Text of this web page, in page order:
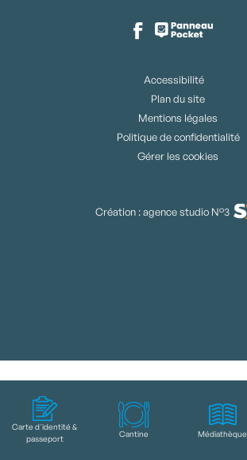
Carte d'identité &
passeport
Cantine Médiathèque
Accessibilité
Plan du site
Mentions légales
Politique de confidentialité
Gérer les cookies
Création : agence studio N°3